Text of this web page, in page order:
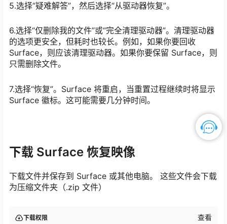
5.选择“疑难解答”，然后选择“从驱动器恢复”。
6.选择“仅删除我的文件”或“完全清理驱动器”。清理驱动器
的选项更安全，但耗时也较长。例如，如果你要回收
Surface，则应该清理驱动器。如果你要保留 Surface，则
只需删除文件。
7.选择“恢复”。Surface 将重启，当重置过程继续时将显示
Surface 徽标。这可能需要几分钟时间。
下载 Surface 恢复映像
下载文件并保存到 Surface 或其他电脑。 这些文件会下载
为压缩文件夹（.zip 文件）
下载权限 查看